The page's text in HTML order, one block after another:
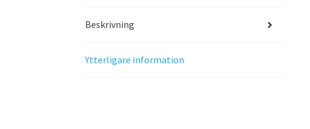
Beskrivning
Ytterligare information